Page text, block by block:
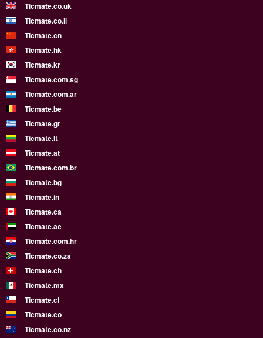
Ticmate.co.uk
Ticmate.co.il
Ticmate.cn
Ticmate.hk
Ticmate.kr
Ticmate.com.sg
Ticmate.com.ar
Ticmate.be
Ticmate.gr
Ticmate.lt
Ticmate.at
Ticmate.com.br
Ticmate.bg
Ticmate.in
Ticmate.ca
Ticmate.ae
Ticmate.com.hr
Ticmate.co.za
Ticmate.ch
Ticmate.mx
Ticmate.cl
Ticmate.co
Ticmate.co.nz